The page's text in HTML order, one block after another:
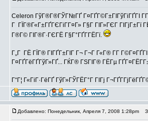
Celeron ГўГ®Г®ГЎГ№ГҐ Г¤ГҐГ©Г±ГІГўГіГҐГІ
Г ГЇГ®Г«Г±ГҐГЄГіГ­Г¤Г» Г§Г ГІГ»ГЄГ
Г®Г© ГІГ®Г·ГЄГЁ Г§Г°ГҐГ­ГЁГї.
Г„Г ГЁ ГЇГ® ГІГҐГ±ГІГ Г¬ Г¬Г Г«Г® Г­Г
Г¤ГҐГёГҐГўГ»ГҐ... ГЌГ® ГЅГІГ® ГЁГµ
Г“Г¦ Г«ГіГ·ГёГҐ ГўГ»ГЎГЁГ°Г ГІГј
Добавлено: Понедельник, Апреля 7, 2008 1:28pm